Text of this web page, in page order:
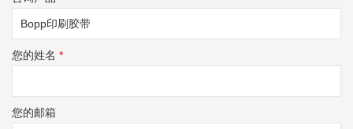
您的姓名 *
您的邮箱